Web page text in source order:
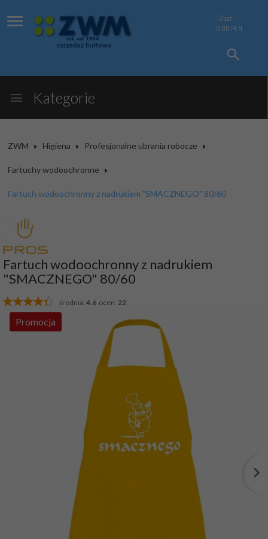
0 szt.
0.00 PLN
Kategorie
ZWM Higiena Profesjonalne ubrania robocze
Fartuchy wodoochronne
Fartuch wodoochronny z nadrukiem "SMACZNEGO" 80/60
Fartuch wodoochronny z nadrukiem
"SMACZNEGO" 80/60
średnia: 4.6 ocen: 22
Promocja